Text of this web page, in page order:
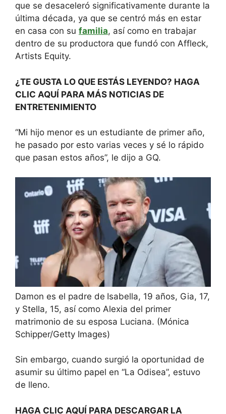
que se desaceleró significativamente durante la
última década, ya que se centró más en estar
en casa con su familia, así como en trabajar
dentro de su productora que fundó con Affleck,
Artists Equity.
¿TE GUSTA LO QUE ESTÁS LEYENDO? HAGA
CLIC AQUÍ PARA MÁS NOTICIAS DE
ENTRETENIMIENTO
“Mi hijo menor es un estudiante de primer año,
he pasado por esto varias veces y sé lo rápido
que pasan estos años”, le dijo a GQ.
Damon es el padre de Isabella, 19 años, Gia, 17,
y Stella, 15, así como Alexia del primer
matrimonio de su esposa Luciana. (Mónica
Schipper/Getty Images)
Sin embargo, cuando surgió la oportunidad de
asumir su último papel en “La Odisea”, estuvo
de lleno.
HAGA CLIC AQUÍ PARA DESCARGAR LA